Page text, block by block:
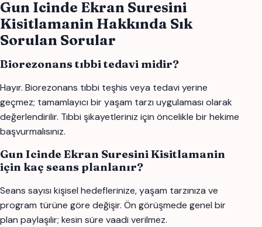
Gun Icinde Ekran Suresini
Kisitlamanin Hakkında Sık
Sorulan Sorular
Biorezonans tıbbi tedavi midir?
Hayır. Biorezonans tıbbi teşhis veya tedavi yerine
geçmez; tamamlayıcı bir yaşam tarzı uygulaması olarak
değerlendirilir. Tıbbi şikayetleriniz için öncelikle bir hekime
başvurmalısınız.
Gun Icinde Ekran Suresini Kisitlamanin
için kaç seans planlanır?
Seans sayısı kişisel hedeflerinize, yaşam tarzınıza ve
program türüne göre değişir. Ön görüşmede genel bir
plan paylaşılır; kesin süre vaadi verilmez.